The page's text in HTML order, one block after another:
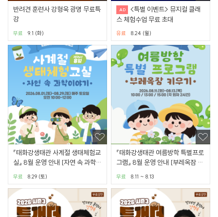
반려견 훈련사 강형욱 광명 무료특
강
9.1 (화)
무료
<특별 이벤트> 뮤지컬 클래
스 체험수업 무료 초대
8.24 (월)
유료
『태화강생태관 사계절 생태체험교
실』 8월 운영 안내 [자연 속 과학이
8.29 (토)
무료
『태화강생태관 여름방학 특별프로
그램』 8월 운영 안내 [부레옥잠 키
8.11 ~ 8.13
무료